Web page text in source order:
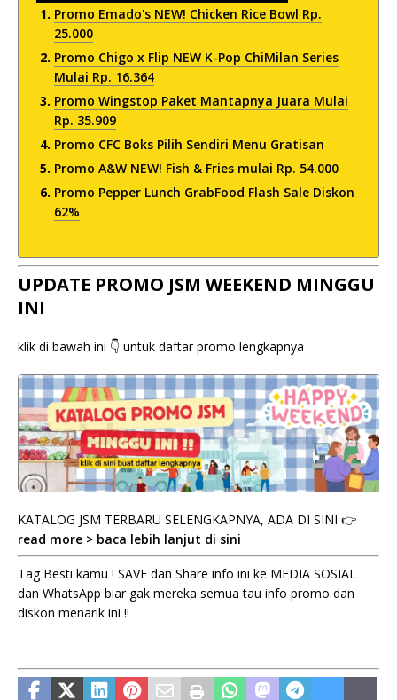
Promo Emado's NEW! Chicken Rice Bowl Rp.
25.000
Promo Chigo x Flip NEW K-Pop ChiMilan Series
Mulai Rp. 16.364
Promo Wingstop Paket Mantapnya Juara Mulai
Rp. 35.909
Promo CFC Boks Pilih Sendiri Menu Gratisan
Promo A&W NEW! Fish & Fries mulai Rp. 54.000
Promo Pepper Lunch GrabFood Flash Sale Diskon
62%
UPDATE PROMO JSM WEEKEND MINGGU
INI
klik di bawah ini 👇 untuk daftar promo lengkapnya
KATALOG JSM TERBARU SELENGKAPNYA, ADA DI SINI 👉
read more > baca lebih lanjut di sini
Tag Besti kamu ! SAVE dan Share info ini ke MEDIA SOSIAL
dan WhatsApp biar gak mereka semua tau info promo dan
diskon menarik ini !!